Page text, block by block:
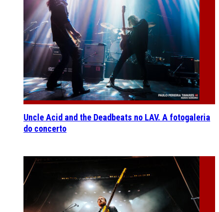
Uncle Acid and the Deadbeats no LAV. A fotogaleria
do concerto